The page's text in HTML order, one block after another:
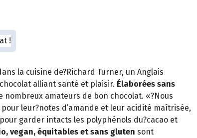
la cuisine de?Richard Turner, un Anglais
alliant santé et plaisir. Élaborées sans
nombreux amateurs de bon chocolat. «?Nous
leur?notes d’amande et leur acidité maîtrisée,
garder intacts les polyphénols du?cacao et
vegan, équitables et sans gluten sont